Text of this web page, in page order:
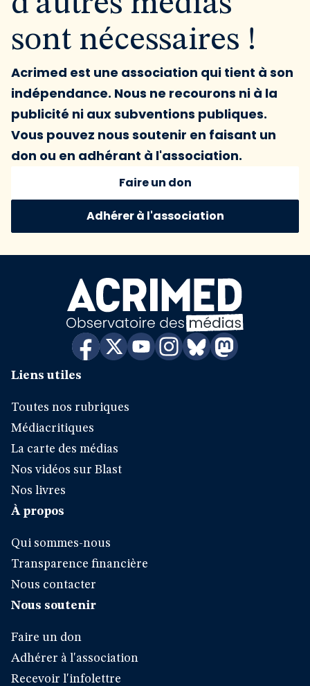
sont nécessaires !
Acrimed est une association qui tient à son
indépendance. Nous ne recourons ni à la
publicité ni aux subventions publiques.
Vous pouvez nous soutenir en faisant un
don ou en adhérant à l'association.
Faire un don
Adhérer à l'association
Liens utiles
Toutes nos rubriques
Médiacritiques
La carte des médias
Nos vidéos sur Blast
Nos livres
À propos
Qui sommes-nous
Transparence financière
Nous contacter
Nous soutenir
Faire un don
Adhérer à l'association
Recevoir l'infolettre